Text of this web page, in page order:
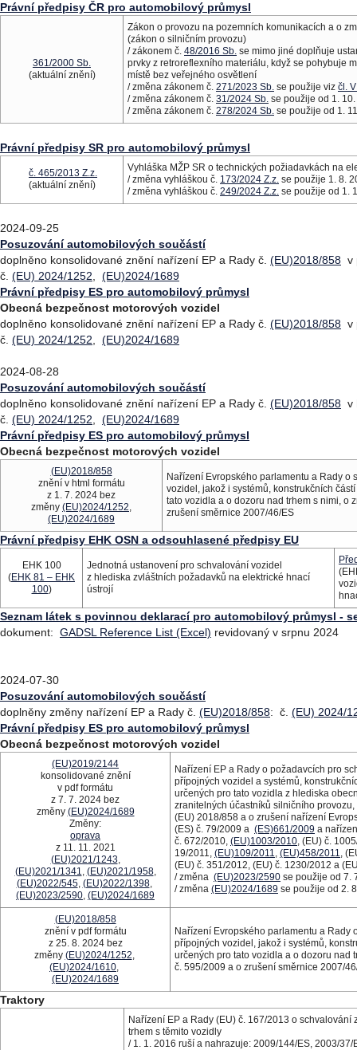
Právní předpisy ČR pro automobilový průmysl
361/2000 Sb.
(aktuální znění)
Zákon o provozu na pozemních komunikacích a o
(zákon o silničním provozu)
/ zákonem č. 48/2016 Sb. se mimo jiné doplňuje
prvky z retroreflexního materiálu, když se pohybuje
místě bez veřejného osvětlení
/ změna zákonem č. 271/2023 Sb. se použije viz čl.
/ změna zákonem č. 31/2024 Sb. se použije od 1.
/ změna zákonem č. 278/2024 Sb. se použije od 1.
Právní předpisy SR pro automobilový průmysl
č. 465/2013 Z.z.
(aktuální znění)
Vyhláška MŽP SR o technických požiadavkách na
/ změna vyhláškou č. 173/2024 Z.z. se použije 1. 8.
/ změna vyhláškou č. 249/2024 Z.z. se použije od 1.
2024-09-25
Posuzování automobilových součástí
doplněno konsolidované znění nařízení EP a Rady č. (EU)2018/858 v
č. (EU) 2024/1252
(EU)2024/1689
Právní předpisy ES pro automobilový průmysl
Obecná bezpečnost motorových vozidel
doplněno konsolidované znění nařízení EP a Rady č. (EU)2018/858 v
č. (EU) 2024/1252 (EU)2024/1689
2024-08-28
Posuzování automobilových součástí
doplněno konsolidované znění nařízení EP a Rady č. (EU)2018/858 v
č. (EU) 2024/1252
(EU)2024/1689
Právní předpisy ES pro automobilový průmysl
Obecná bezpečnost motorových vozidel
(EU)2018/858
znění v html formátu
z 1. 7. 2024 bez
změny (EU)2024/1252,
(EU)2024/1689
Nařízení Evropského parlamentu a Rady
vozidel, jakož i systémů, konstrukčních
tato vozidla a o dozoru nad trhem s nimi, o
zrušení směrnice 2007/46/ES
Právní předpisy EHK OSN a odsouhlasené předpisy EU
EHK 100
(EHK 81 – EHK
100)
Jednotná ustanovení pro schvalování vozidel
z hlediska zvláštních požadavků na elektrické hnací
ústrojí
Seznam látek s povinnou deklarací pro automobilový průmysl -
dokument: GADSL Reference List (Excel) revidovaný v srpnu 2024
2024-07-30
Posuzování automobilových součástí
doplněny změny nařízení EP a Rady č. (EU)2018/858: č. (EU) 2024/
Právní předpisy ES pro automobilový průmysl
Obecná bezpečnost motorových vozidel
(EU)2019/2144
konsolidované znění
v pdf formátu
z 7. 7. 2024 bez
změny (EU)2024/1689
Změny:
oprava
z 11. 11. 2021
(EU)2021/1243,
(EU)2021/1341, (EU)2021/1958,
(EU)2022/545, (EU)2022/1398,
(EU)2023/2590, (EU)2024/1689
Nařízení EP a Rady o požadavcích pro
přípojných vozidel a systémů,
určených pro tato vozidla z hlediska
zranitelných účastníků silničního
(EU) 2018/858 a o zrušení nařízení
(ES) č. 79/2009 a (ES)661/2009 a
č. 672/2010, (EU)1003/2010, (EU) č.
19/2011, (EU)109/2011, (EU)458/2011,
(EU) č. 351/2012, (EU) č. 1230/2012 a
/ změna (EU)2023/2590 se použije od 7.
/ změna (EU)2024/1689 se použije od 2.
(EU)2018/858
znění v pdf formátu
z 25. 8. 2024 bez
změny (EU)2024/1252,
(EU)2024/1610,
(EU)2024/1689
Nařízení Evropského parlamentu a
přípojných vozidel, jakož i systémů,
určených pro tato vozidla a o dozoru nad
č. 595/2009 a o zrušení směrnice 2007/
Traktory
Nařízení EP a Rady (EU) č. 167/2013 o
trhem s těmito vozidly
/ 1. 1. 2016 ruší a nahrazuje: 2009/144/ES, 2003/